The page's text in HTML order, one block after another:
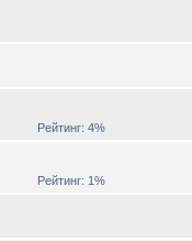
Рейтинг: 4%
Рейтинг: 1%